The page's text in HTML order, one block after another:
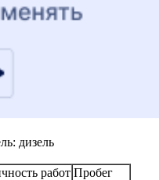
дизель
работ Пробег